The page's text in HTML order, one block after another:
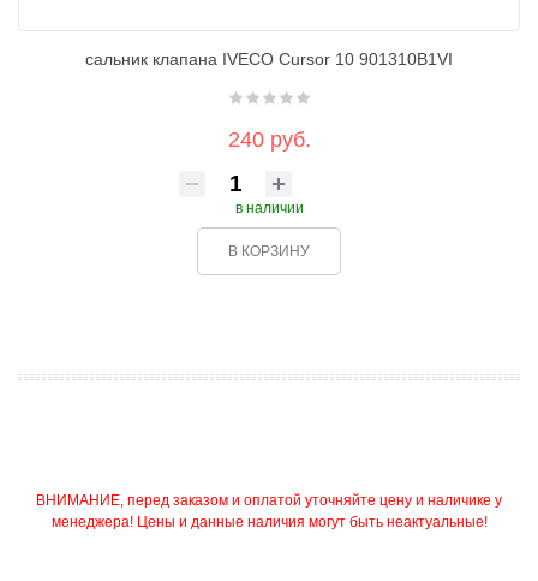
сальник клапана IVECO Cursor 10 901310B1VI
240 руб.
в наличии
В КОРЗИНУ
ВНИМАНИЕ, перед заказом и оплатой уточняйте цену и наличике у
менеджера! Цены и данные наличия могут быть неактуальные!